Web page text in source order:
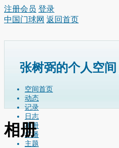
注册会员 登录
中国门球网 返回首页
张树弼的个人空间
空间首页
动态
记录
日志
相册
广播
主题
相册